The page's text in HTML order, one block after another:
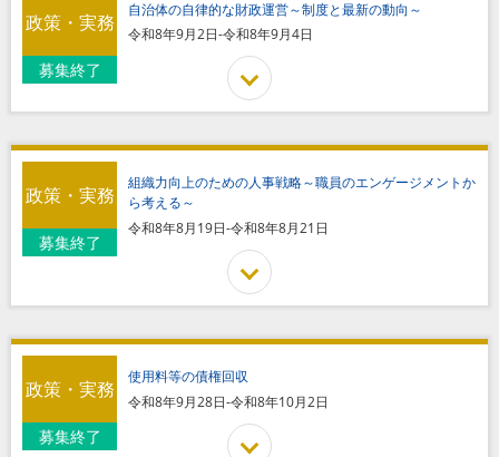
自治体の自律的な財政運営～制度と最新の動向～
令和8年9月2日-令和8年9月4日
政策・実務
募集終了
組織力向上のための人事戦略～職員のエンゲージメントか
ら考える～
令和8年8月19日-令和8年8月21日
政策・実務
募集終了
使用料等の債権回収
令和8年9月28日-令和8年10月2日
政策・実務
募集終了